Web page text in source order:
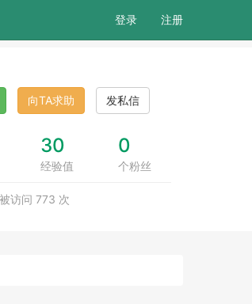
登录 注册
向TA求助 发私信
30
经验值
0
个粉丝
访问 773 次